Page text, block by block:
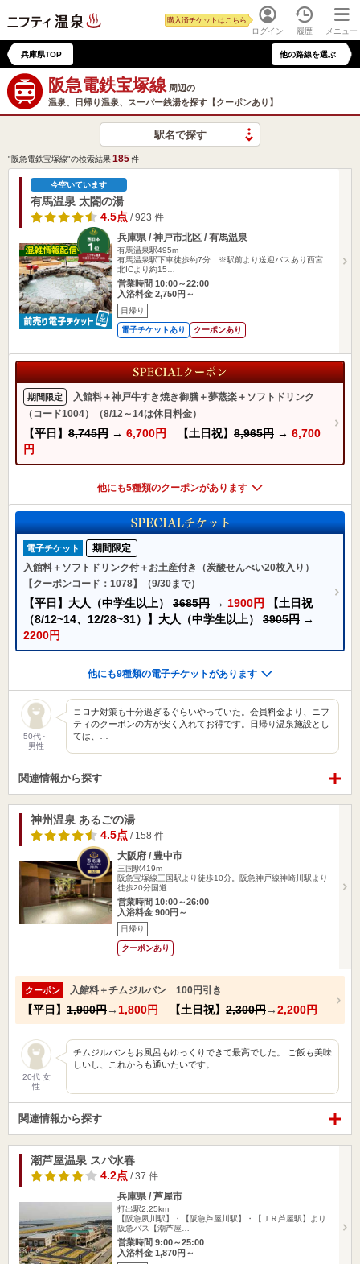
ログイン
購入済チケットはこちら
履歴 メニュー
兵庫県TOP 他の路線を選ぶ
阪急電鉄宝塚線 周辺の
温泉、日帰り温泉、スーパー銭湯を探す【クーポンあり】
駅名で探す
"阪急電鉄宝塚線"の検索結果185件
今空いています
有馬温泉 太閤の湯
4.5点 / 923 件
兵庫県 / 神戸市北区 / 有馬温泉
有馬温泉駅495m
有馬温泉駅下車徒歩約7分 ※駅前より送迎バスあり西宮
北ICより約15…
営業時間 10:00～22:00
入浴料金 2,750円～
日帰り
電子チケットあり クーポンあり
期間限定
入館料＋神戸牛すき焼き御膳＋夢蒸楽＋ソフトドリンク
（コード1004）（8/12～14は休日料金）
【平日】 8,745円 → 6,700円 【土日祝】 8,965円 → 6,700
円
他にも5種類のクーポンがあります
電子チケット
期間限定
入館料＋ソフトドリンク付＋お土産付き（炭酸せんべい20枚入り）
【クーポンコード：1078】（9/30まで）
【平日】大人（中学生以上） 3685円 → 1900円
【土日祝
（8/12~14、12/28~31）】大人（中学生以上） 3905円 →
2200円
他にも9種類の電子チケットがあります
50代～
男性
コロナ対策も十分過ぎるぐらいやっていた。会員料金より、ニフ
ティのクーポンの方が安く入れてお得です。日帰り温泉施設とし
ては、…
関連情報から探す
神州温泉 あるごの湯
4.5点 / 158 件
大阪府 / 豊中市
三国駅419m
阪急宝塚線三国駅より徒歩10分。阪急神戸線神崎川駅より
徒歩20分国道…
営業時間 10:00～26:00
入浴料金 900円～
日帰り
クーポンあり
クーポン 入館料＋チムジルバン 100円引き
【平日】 1,900円→ 1,800円 【土日祝】 2,300円→2,200円
20代 女
性
チムジルバンもお風呂もゆっくりできて最高でした。 ご飯も美味
しいし、これからも通いたいです。
関連情報から探す
潮芦屋温泉 スパ水春
4.2点 / 37 件
兵庫県 / 芦屋市
打出駅2.25km
【阪急夙川駅】・【阪急芦屋川駅】・【ＪＲ芦屋駅】より
阪急バス【潮芦屋…
営業時間 9:00～25:00
入浴料金 1,870円～